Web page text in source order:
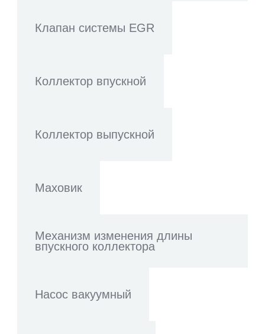
Клапан системы EGR
Коллектор впускной
Коллектор выпускной
Маховик
Механизм изменения длины
впускного коллектора
Насос вакуумный